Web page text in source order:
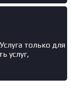
только для
услуг,